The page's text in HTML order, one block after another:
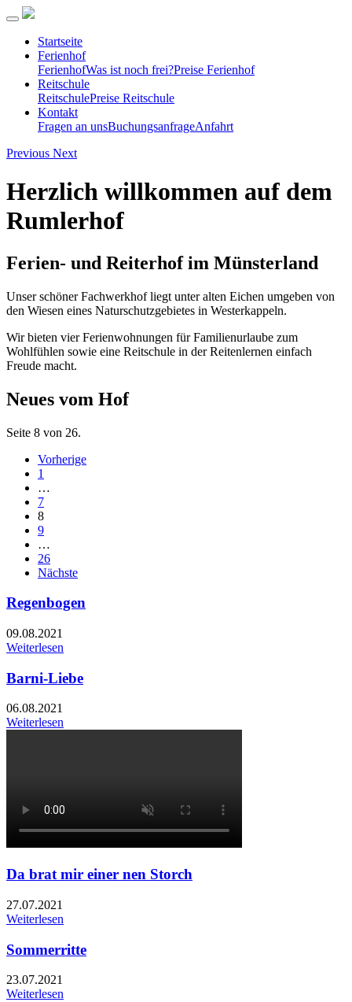
Startseite
Ferienhof
FerienhofWas ist noch frei?Preise Ferienhof
Reitschule
ReitschulePreise Reitschule
Kontakt
Fragen an unsBuchungsanfrageAnfahrt
Previous Next
Herzlich willkommen auf dem
Rumlerhof
Ferien- und Reiterhof im Münsterland
Unser schöner Fachwerkhof liegt unter alten Eichen umgeben von
den Wiesen eines Naturschutzgebietes in Westerkappeln.
Wir bieten vier Ferienwohnungen für Familienurlaube zum
Wohlfühlen sowie eine Reitschule in der Reitenlernen einfach
Freude macht.
Neues vom Hof
Seite 8 von 26.
Vorherige
1
…
7
8
9
…
26
Nächste
Regenbogen
09.08.2021
Weiterlesen
Barni-Liebe
06.08.2021
Weiterlesen
Da brat mir einer nen Storch
27.07.2021
Weiterlesen
Sommerritte
23.07.2021
Weiterlesen